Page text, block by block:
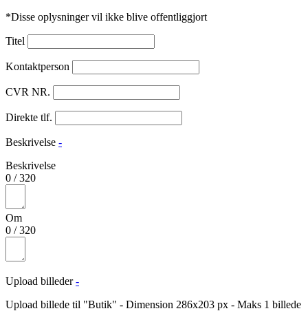
*Disse oplysninger vil ikke blive offentliggjort
Titel
Kontaktperson
CVR NR.
Direkte tlf.
Beskrivelse -
Beskrivelse
0 /320
Om
0 /320
Upload billeder -
Upload billede til "Butik" - Dimension 286x203 px - Maks 1 billede